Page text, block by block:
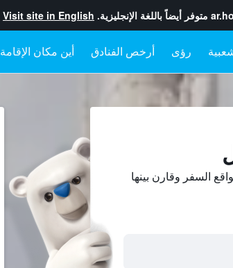
متوفر أيضاً باللغة الإنجليزية. Visit site in English
رؤى أرخص الفنادق أين مكان الإقامة
السفر وقارن بينها